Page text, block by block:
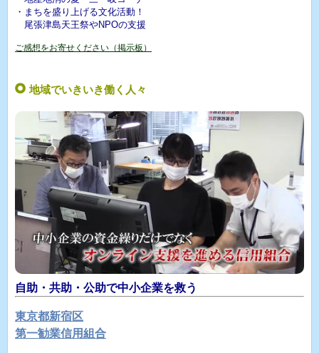
・まちを盛り上げる文化活動！
尾張津島天王祭やNPOの支援
ご感想をお寄せください（掲示板）
地域でいきいき働く人々
自助・共助・公助で中小企業を救う
東京都新宿区
第一勧業信用組合